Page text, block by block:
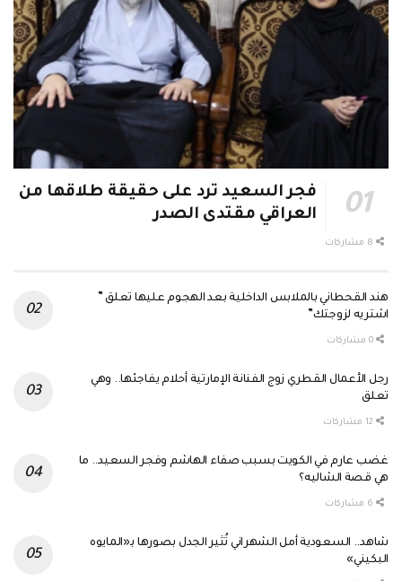
فجر السعيد ترد على حقيقة طلاقها من
العراقي مقتدى الصدر
هند القحطاني بالملابس الداخلية بعد الهجوم عليها تعلق ”
اشتريه لزوجتك”
رجل الأعمال القطري زوج الفنانة الإمارتية أحلام يفاجئها.. وهي
تعلق
غضب عارم في الكويت بسبب صفاء الهاشم وفجر السعيد.. ما
هي قصة الشاليه؟
شاهد.. السعودية أمل الشهراني تُثير الجدل بصورها بـ«المايوه
البكيني»